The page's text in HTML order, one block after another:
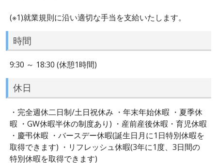
(※1)就業規則に沿い適切な手当を支給いたします。
時間
9:30 ～ 18:30 (休憩1時間)
休日
・完全週休二日制/土日祝休み ・年末年始休暇 ・夏季休
暇 ・GW休暇半休の制度あり) ・産前産後休暇・育児休暇
・慶弔休暇 ・バースデー休暇(誕生日月に1日特別休暇を
取得できます) ・リフレッシュ休暇(3年に1度、3日間の
特別休暇を取得できます)